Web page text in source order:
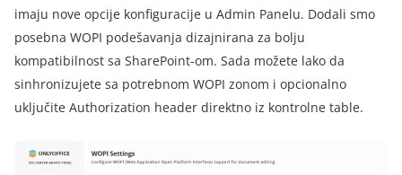
imaju nove opcije konfiguracije u Admin Panelu. Dodali smo
posebna WOPI podešavanja dizajnirana za bolju
kompatibilnost sa SharePoint-om. Sada možete lako da
sinhronizujete sa potrebnom WOPI zonom i opcionalno
uključite Authorization header direktno iz kontrolne table.